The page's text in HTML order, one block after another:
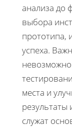
анализа до
выбора
прототипа,
успеха.
невозможно
места и
результаты
служат